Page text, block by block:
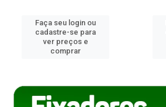
Faça seu login ou
cadastre-se para
ver preços e
comprar